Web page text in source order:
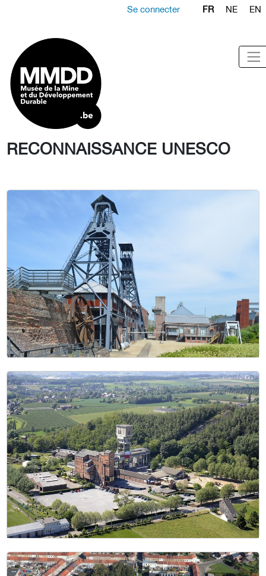
Se connecter FR NE EN
RECONNAISSANCE UNESCO